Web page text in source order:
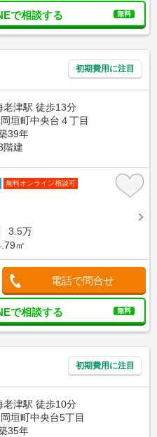
で相談する 無料
初期費用に注目
老津駅 徒歩13分
垣町中央台４丁目
39年
階建
無料オンライン相談可
3.5万
㎡
電話で問合せ
で相談する 無料
初期費用に注目
老津駅 徒歩10分
垣町中央台5丁目
35年